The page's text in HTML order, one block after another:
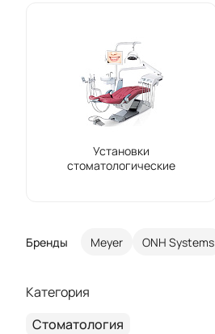
Установки
стоматологические
Бренды Meyer ONH Systems
Категория
Стоматология